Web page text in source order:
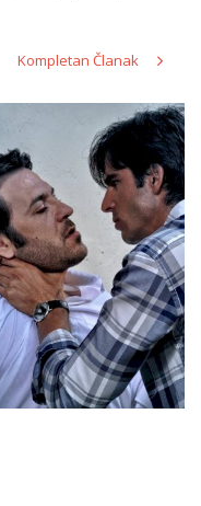
Kompletan Članak